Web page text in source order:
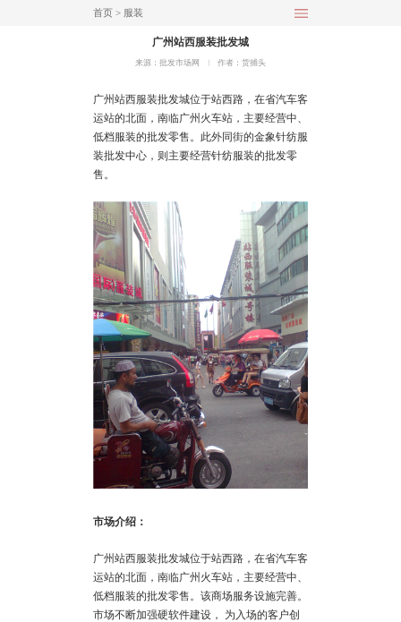
首页> 服装
广州站西服装批发城
来源：批发市场网 作者：货捕头
广州站西服装批发城位于站西路，在省汽车客
运站的北面，南临广州火车站，主要经营中、
低档服装的批发零售。此外同街的金象针纺服
装批发中心，则主要经营针纺服装的批发零
售。
市场介绍：
广州站西服装批发城位于站西路，在省汽车客
运站的北面，南临广州火车站，主要经营中、
低档服装的批发零售。该商场服务设施完善。
市场不断加强硬软件建设， 为入场的客户创